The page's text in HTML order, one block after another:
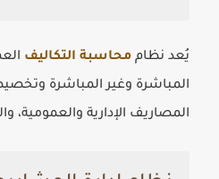
يُعد نظام محاسبة التكاليف
المباشرة وغير المباشرة
المصاريف الإدارية والعمومية،